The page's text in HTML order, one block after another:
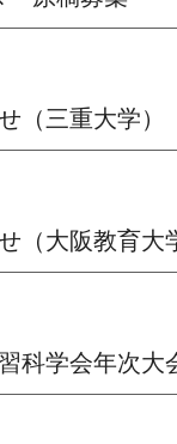
（三重大学）
（大阪教育大
科学会年次大